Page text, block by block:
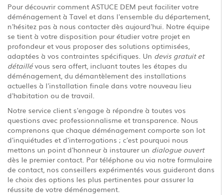
Pour découvrir comment ASTUCE DEM peut faciliter votre
déménagement à Tavel et dans l'ensemble du département,
n'hésitez pas à nous contacter dès aujourd'hui. Notre équipe
se tient à votre disposition pour étudier votre projet en
profondeur et vous proposer des solutions optimisées,
adaptées à vos contraintes spécifiques. Un devis gratuit et
détaillévous sera offert, incluant toutes les étapes du
déménagement, du démantèlement des installations
actuelles à l'installation finale dans votre nouveau lieu
d'habitation ou de travail.
Notre service client s'engage à répondre à toutes vos
questions avec professionnalisme et transparence. Nous
comprenons que chaque déménagement comporte son lot
d'inquiétudes et d'interrogations ; c'est pourquoi nous
mettons un point d'honneur à instaurer un dialogue ouvert
dès le premier contact. Par téléphone ou via notre formulaire
de contact, nos conseillers expérimentés vous guideront dans
le choix des options les plus pertinentes pour assurer la
réussite de votre déménagement.